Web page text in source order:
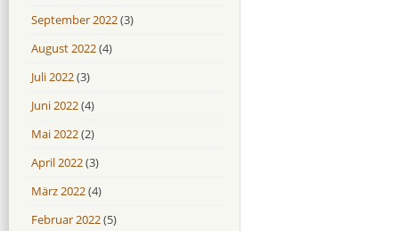
September 2022(3)
August 2022(4)
Juli 2022(3)
Juni 2022(4)
Mai 2022(2)
April 2022(3)
März 2022(4)
Februar 2022(5)